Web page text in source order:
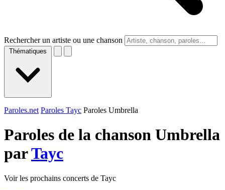
Rechercher un artiste ou une chanson
Thématiques
Paroles.net Paroles Tayc Paroles Umbrella
Paroles de la chanson Umbrella
parTayc
Voir les prochains concerts de Tayc